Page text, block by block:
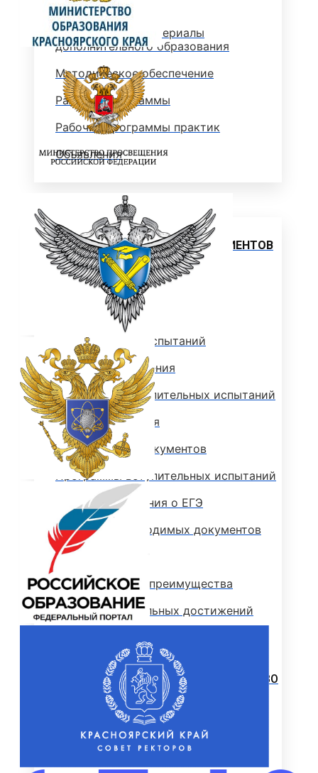
Методические материалы
дополнительного образования
Методическое обеспечение
Рабочие программы
Рабочие программы практик
Объявления
Абитуриенту
ИНФОРМАЦИЯ ДЛЯ АБИТУРИЕНТОВ
ВЫСШЕЕ ОБРАЗОВАНИЕ
(БАКАЛАВРИАТ)
Перечень направлений и
вступительных испытаний
Стоимость обучения
Расписание вступительных испытаний
Сроки зачисления
Сроки подачи документов
Программы вступительных испытаний
Основные сведения о ЕГЭ
Перечень необходимых документов
План приема
Особые права и преимущества
Учет индивидуальных достижений
профессионального образования
РЕЙТИНГОВЫЕ СПИСКИ. КОЛИЧЕСТВО
ПОДАННЫХ ЗАЯВЛЕНИЙ
ПРИКАЗЫ О ЗАЧИСЛЕНИИ
ПРОГРАММЫ СПО (КОЛЛЕДЖ)